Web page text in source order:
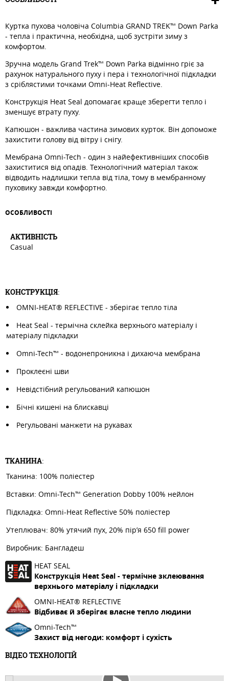
Куртка пухова чоловіча Columbia GRAND TREK™ Down Parka
- тепла і практична, необхідна, щоб зустріти зиму з
комфортом.
Зручна модель Grand Trek™ Down Parka відмінно гріє за
рахунок натурального пуху і пера і технологічної підкладки
з сріблястими точками Omni-Heat Reflective.
Конструкція Heat Seal допомагає краще зберегти тепло і
зменшує втрату пуху.
Капюшон - важлива частина зимових курток. Він допоможе
захистити голову від вітру і снігу.
Мембрана Omni-Tech - один з найефективніших способів
захиститися від опадів. Технологічний матеріал також
відводить надлишки тепла від тіла, тому в мембранному
пуховику завжди комфортно.
ОСОБЛИВОСТI
АКТИВНIСТЬ
Casual
КОНСТРУКЦІЯ:
OMNI-HEAT® REFLECTIVE - зберігає тепло тіла
Heat Seal - термічна склейка верхнього матеріалу і
матеріалу підкладки
Omni-Tech™ - водонепроникна і дихаюча мембрана
Проклеєні шви
Невідстібний регульований капюшон
Бічні кишені на блискавці
Регульовані манжети на рукавах
ТКАНИНА:
Тканина: 100% поліестер
Вставки: Omni-Tech™ Generation Dobby 100% нейлон
Підкладка: Omni-Heat Reflective 50% поліестер
Утеплювач: 80% утячий пух, 20% пір’я 650 fill power
Виробник: Бангладеш
HEAT SEAL
Конструкція Heat Seal - термічне зклеювання
верхнього матеріалу і підкладки
OMNI-HEAT® REFLECTIVE
Відбиває й зберігає власне тепло людини
Omni-Tech™
Захист від негоди: комфорт і сухість
ВІДЕО ТЕХНОЛОГІЙ